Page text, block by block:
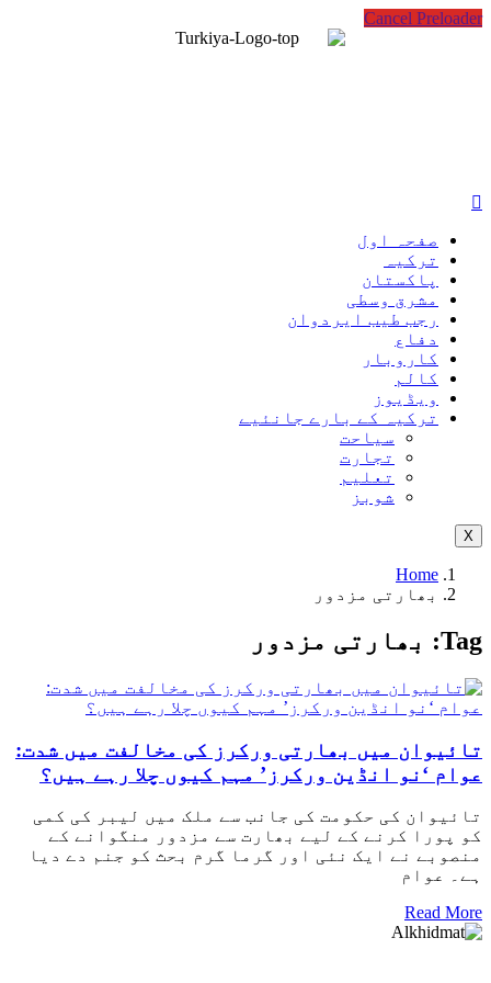
Cancel Preloader
صفحہ اول
ترکیہ
پاکستان
مشرق وسطی
رجب طیب ایردوان
دفاع
کاروبار
کالم
ویڈیوز
ترکیہ کے بارے جانئیے
سیاحت
تجارت
تعلیم
شوبز
X
Home
بھارتی مزدور
Tag: بھارتی مزدور
تائیوان میں بھارتی ورکرز کی مخالفت میں شدت:
عوام ‘نو انڈین ورکرز’ مہم کیوں چلا رہے ہیں؟
تائیوان کی حکومت کی جانب سے ملک میں لیبر کی کمی
کو پورا کرنے کے لیے بھارت سے مزدور منگوانے کے
منصوبے نے ایک نئی اور گرما گرم بحث کو جنم دے دیا
ہے۔ عوام
Read More